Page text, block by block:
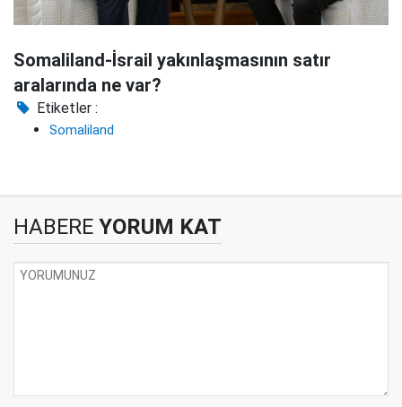
Somaliland-İsrail yakınlaşmasının satır
aralarında ne var?
Etiketler :
Somaliland
HABERE YORUM KAT